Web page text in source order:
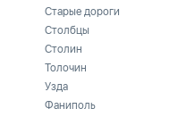
Старые дороги
Столбцы
Столин
Толочин
Узда
Фаниполь